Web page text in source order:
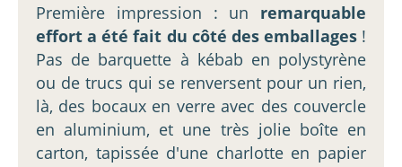
Première impression : un remarquable
effort a été fait du côté des emballages!
Pas de barquette à kébab en polystyrène
ou de trucs qui se renversent pour un rien,
là, des bocaux en verre avec des couvercle
en aluminium, et une très jolie boîte en
carton, tapissée d'une charlotte en papier